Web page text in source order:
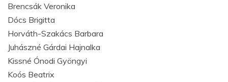
Brencsák Veronika
Dócs Brigitta
Horváth-Szakács Barbara
Juhászné Gárdai Hajnalka
Kissné Ónodi Gyöngyi
Koós Beatrix